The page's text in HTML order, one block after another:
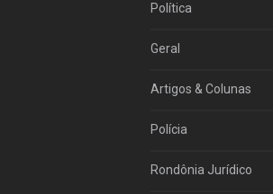
Política
Geral
Artigos & Colunas
Polícia
Rondônia Jurídico